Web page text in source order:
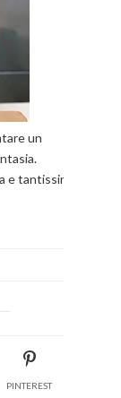
un
e tantissimi
PINTEREST